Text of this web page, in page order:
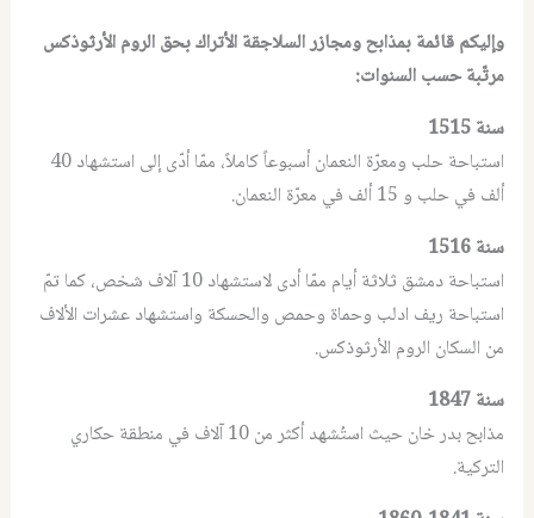
وإليكم قائمة بمذابح ومجازر السلاجقة الأتراك بحق الروم الأرثوذكس
مرتّبة حسب السنوات:
سنة 1515
استباحة حلب ومعرّة النعمان أسبوعاً كاملاً، ممّا أدّى إلى استشهاد 40
ألف في حلب و 15 ألف في معرّة النعمان.
سنة 1516
استباحة دمشق ثلاثة أيام ممّا أدى لاستشهاد 10 آلاف شخص، كما تمّ
استباحة ريف ادلب وحماة وحمص والحسكة واستشهاد عشرات الألاف
من السكان الروم الأرثوذكس.
سنة 1847
مذابح بدر خان حيث استُشهد أكثر من 10 آلاف في منطقة حكاري
التركية.